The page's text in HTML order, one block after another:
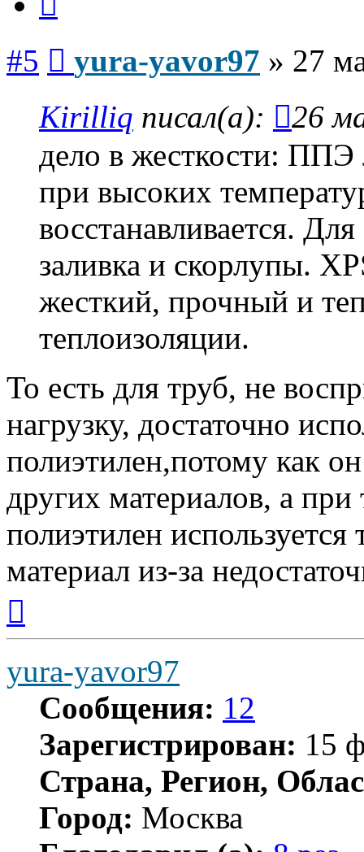
#5 yura-yavor97 » 27
Kirilliq писал(а):
26
дело в жесткости: ППЭ
при высоких
восстанавливается.
заливка и скорлупы.
жесткий, прочный и
теплоизоляции.
То есть для труб, не
нагрузку, достаточно
полиэтилен,потому как
других материалов, а
полиэтилен
материал из-за
началу
yura-yavor97
Сообщения: 12
Зарегистрирован: 15
Страна, Регион,
Город: Москва